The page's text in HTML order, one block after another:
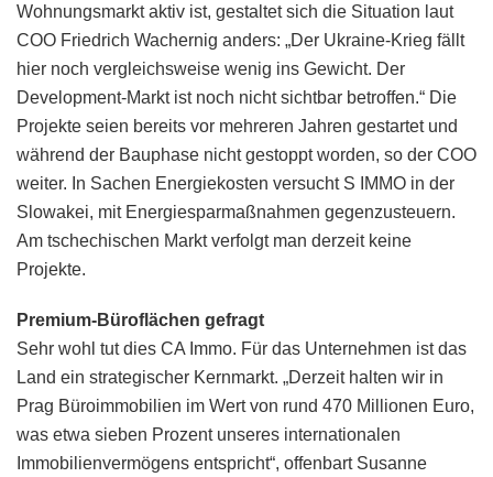
Wohnungsmarkt aktiv ist, gestaltet sich die Situation laut
COO Friedrich Wachernig anders: „Der Ukraine-Krieg fällt
hier noch vergleichsweise wenig ins Gewicht. Der
Development-Markt ist noch nicht sichtbar betroffen.“ Die
Projekte seien bereits vor mehreren Jahren gestartet und
während der Bauphase nicht gestoppt worden, so der COO
weiter. In Sachen Energiekosten versucht S IMMO in der
Slowakei, mit Energiesparmaßnahmen gegenzusteuern.
Am tschechischen Markt verfolgt man derzeit keine
Projekte.
Premium-Büroflächen gefragt
Sehr wohl tut dies CA Immo. Für das Unternehmen ist das
Land ein strategischer Kernmarkt. „Derzeit halten wir in
Prag Büroimmobilien im Wert von rund 470 Millionen Euro,
was etwa sieben Prozent unseres internationalen
Immobilienvermögens entspricht“, offenbart Susanne